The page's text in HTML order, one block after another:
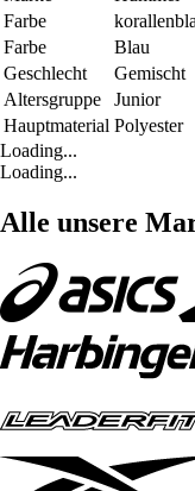
Farbe
Farbe
Blau
Geschlecht
Gemischt
Altersgruppe
Junior
Hauptmaterial Polyester
Loading...
Loading...
Alle unsere